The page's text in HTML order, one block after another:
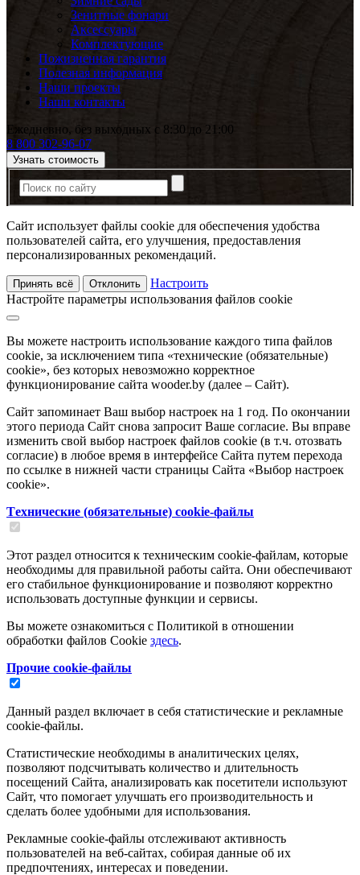
Зенитные фонари
Аксессуары
Комплектующие
Пожизненная гарантия
Полезная информация
Наши проекты
Наши контакты
Ежедневно, без выходных с 8:30 до 21:00
8 800 302-96-07
Узнать стоимость
Сайт использует файлы cookie для обеспечения удобства
пользователей сайта, его улучшения, предоставления
персонализированных рекомендаций.
Принять всё Отклонить
Настроить
Настройте параметры использования файлов cookie
Вы можете настроить использование каждого типа файлов
cookie, за исключением типа «технические (обязательные)
cookie», без которых невозможно корректное
функционирование сайта wooder.by (далее – Сайт).
Сайт запоминает Ваш выбор настроек на 1 год. По окончании
этого периода Сайт снова запросит Ваше согласие. Вы вправе
изменить свой выбор настроек файлов cookie (в т.ч. отозвать
согласие) в любое время в интерфейсе Сайта путем перехода
по ссылке в нижней части страницы Сайта «Выбор настроек
cookie».
Tехнические (обязательные) cookie-файлы
Этот раздел относится к техническим cookie-файлам, которые
необходимы для правильной работы сайта. Они обеспечивают
его стабильное функционирование и позволяют корректно
использовать доступные функции и сервисы.
Вы можете ознакомиться с Политикой в отношении
обработки файлов Cookie здесь.
Прочие cookie-файлы
Данный раздел включает в себя статистические и рекламные
cookie-файлы.
Статистические необходимы в аналитических целях,
позволяют подсчитывать количество и длительность
посещений Сайта, анализировать как посетители используют
Сайт, что помогает улучшать его производительность и
сделать более удобными для использования.
Рекламные cookie-файлы отслеживают активность
пользователей на веб-сайтах, собирая данные об их
предпочтениях, интересах и поведении.